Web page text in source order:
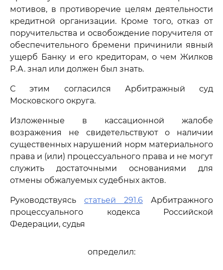
мотивов, в противоречие целям деятельности
кредитной организации. Кроме того, отказ от
поручительства и освобождение поручителя от
обеспечительного бремени причинили явный
ущерб Банку и его кредиторам, о чем Жилков
Р.А. знал или должен был знать.
С этим согласился Арбитражный суд
Московского округа.
Изложенные в кассационной жалобе
возражения не свидетельствуют о наличии
существенных нарушений норм материального
права и (или) процессуального права и не могут
служить достаточными основаниями для
отмены обжалуемых судебных актов.
Руководствуясь статьей 291.6 Арбитражного
процессуального кодекса Российской
Федерации, судья
определил: